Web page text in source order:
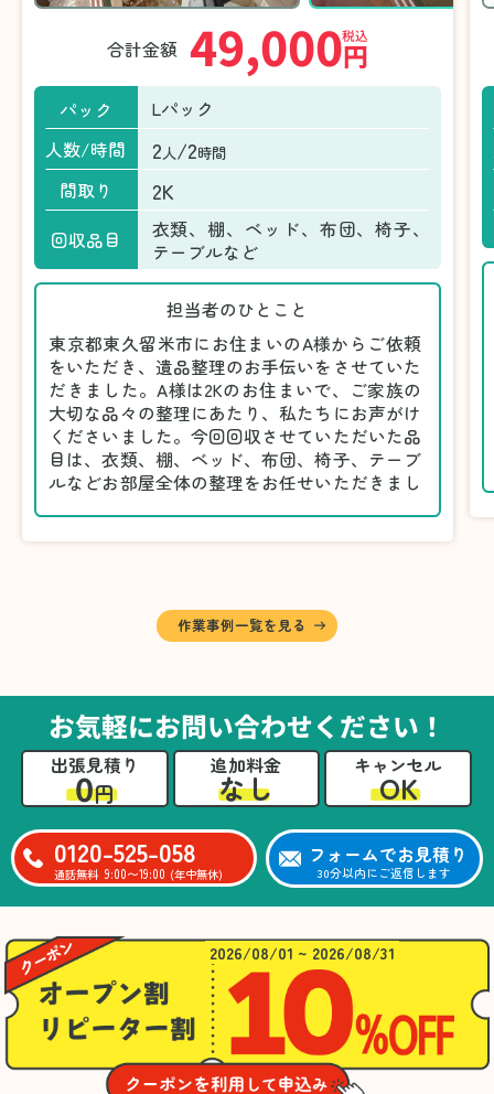
合計金額 49,000円
税込
パック
Lパック
人数/時間
2人/2時間
間取り 2K
回収品目
衣類、棚、ベッド、布団、椅子、
テーブルなど
担当者のひとこと
東京都東久留米市にお住まいのA様からご依頼
をいただき、遺品整理のお手伝いをさせていた
だきました。A様は2Kのお住まいで、ご家族の
大切な品々の整理にあたり、私たちにお声がけ
くださいました。今回回収させていただいた品
目は、衣類、棚、ベッド、布団、椅子、テーブ
ルなどお部屋全体の整理をお任せいただきまし
に仕分けしました。
A様から「手際よく進めてくれて助かりまし
るのは難しかったと思います」との温かいお言
葉をいただきました。遺品整理という心の負担
が大きい作業において、少しでもA様の力にな
れたことをスタッフ一同嬉しく思います。
作業事例一覧を見る
お気軽にお問い合わせください！
出張見積り
0円
追加料金
なし
キャンセル
OK
0120-525-058
通話無料 9:00〜19:00 (年中無休)
フォームでお見積り
30分以内にご返信します
2026/08/01 ~ 2026/08/31